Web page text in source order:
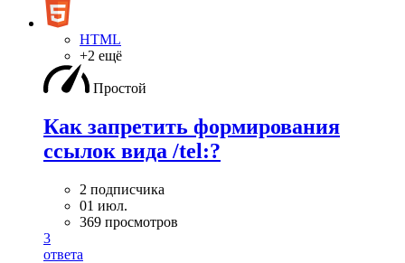
HTML
+2 ещё
Простой
Как запретить формирования
ссылок вида /tel:?
2 подписчика
01 июл.
369 просмотров
3
ответа